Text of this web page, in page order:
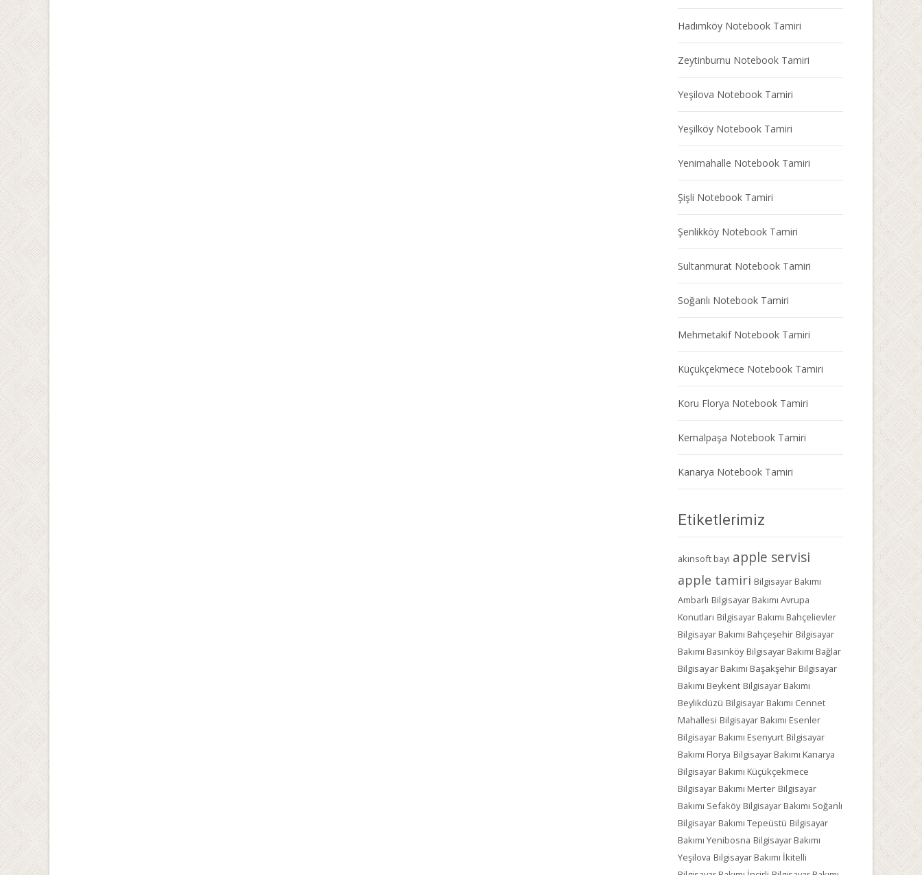
Hadımköy Notebook Tamiri
Zeytinburnu Notebook Tamiri
Yeşilova Notebook Tamiri
Yeşilköy Notebook Tamiri
Yenimahalle Notebook Tamiri
Şişli Notebook Tamiri
Şenlikköy Notebook Tamiri
Sultanmurat Notebook Tamiri
Soğanlı Notebook Tamiri
Mehmetakif Notebook Tamiri
Küçükçekmece Notebook Tamiri
Koru Florya Notebook Tamiri
Kemalpaşa Notebook Tamiri
Kanarya Notebook Tamiri
Etiketlerimiz
akınsoft bayi apple servisi
apple tamiri Bilgisayar Bakımı
Ambarlı Bilgisayar Bakımı Avrupa
Konutları Bilgisayar Bakımı Bahçelievler
Bilgisayar Bakımı Bahçeşehir Bilgisayar
Bakımı Basınköy Bilgisayar Bakımı Bağlar
Bilgisayar Bakımı Başakşehir Bilgisayar
Bakımı Beykent Bilgisayar Bakımı
Beylikdüzü Bilgisayar Bakımı Cennet
Mahallesi Bilgisayar Bakımı Esenler
Bilgisayar Bakımı Esenyurt Bilgisayar
Bakımı Florya Bilgisayar Bakımı Kanarya
Bilgisayar Bakımı Küçükçekmece
Bilgisayar Bakımı Merter Bilgisayar
Bakımı Sefaköy Bilgisayar Bakımı Soğanlı
Bilgisayar Bakımı Tepeüstü Bilgisayar
Bakımı Yenibosna Bilgisayar Bakımı
Yeşilova Bilgisayar Bakımı İkitelli